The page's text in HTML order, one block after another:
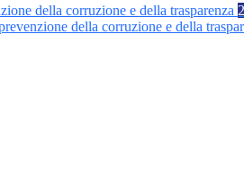
della corruzione e della trasparenza
della corruzione e della